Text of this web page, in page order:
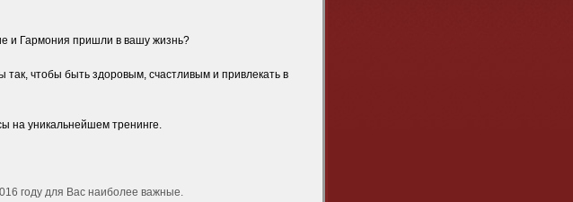
и Гармония пришли в вашу жизнь?
так, чтобы быть здоровым, счастливым и привлекать в
на уникальнейшем тренинге.
году для Вас наиболее важные.